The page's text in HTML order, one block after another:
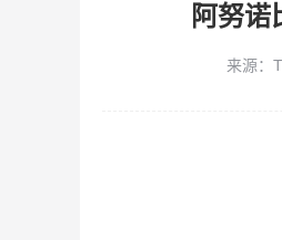
阿努诺
来源：